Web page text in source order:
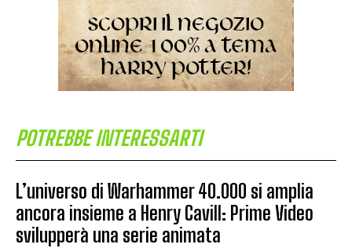
POTREBBE INTERESSARTI
L’universo di Warhammer 40.000 si amplia
ancora insieme a Henry Cavill: Prime Video
svilupperà una serie animata